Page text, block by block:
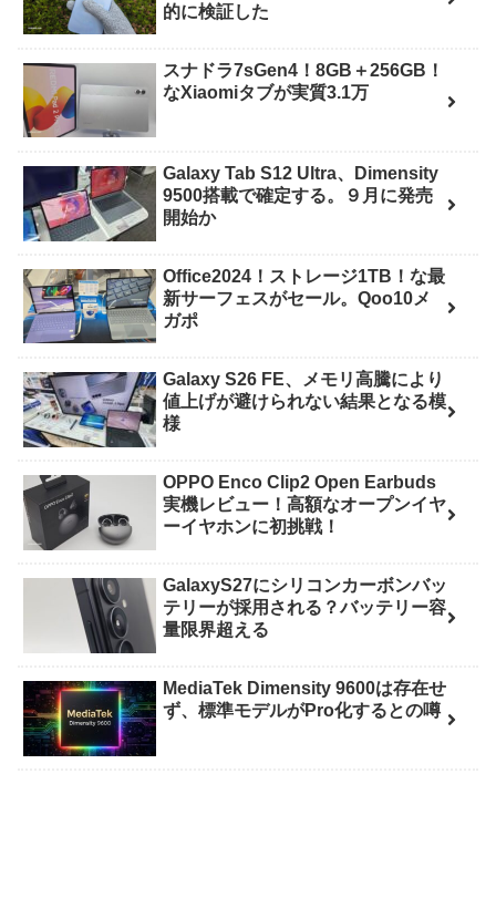
的に検証した
スナドラ7sGen4！8GB＋256GB！
なXiaomiタブが実質3.1万
Galaxy Tab S12 Ultra、Dimensity
9500搭載で確定する。９月に発売
開始か
Office2024！ストレージ1TB！な最
新サーフェスがセール。Qoo10メ
ガポ
Galaxy S26 FE、メモリ高騰により
値上げが避けられない結果となる模
様
OPPO Enco Clip2 Open Earbuds
実機レビュー！高額なオープンイヤ
ーイヤホンに初挑戦！
GalaxyS27にシリコンカーボンバッ
テリーが採用される？バッテリー容
量限界超える
MediaTek Dimensity 9600は存在せ
ず、標準モデルがPro化するとの噂